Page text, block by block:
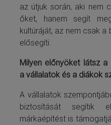
az útjuk során, aki nem
őket, hanem segít
kultúráját, az nem csak
elősegíti.
Milyen előnyöket látsz
a vállalatok és a diákok
A vállalatok
biztosítását segítik
márkaépítést is